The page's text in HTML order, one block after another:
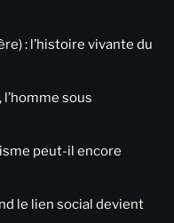
: l’histoire vivante du
l’homme sous
peut-il encore
le lien social devient